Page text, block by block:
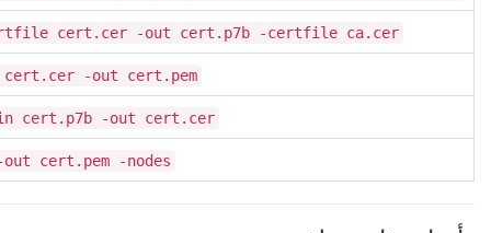
cert.cer -out cert.p7b -certfile ca.cer
-out cert.pem
cert.p7b -out cert.cer
cert.pem -nodes